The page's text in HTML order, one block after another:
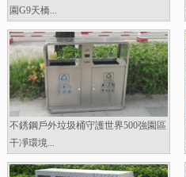
園G9天橋...
不銹鋼戶外垃圾桶守護世界500強園區
干凈環境...